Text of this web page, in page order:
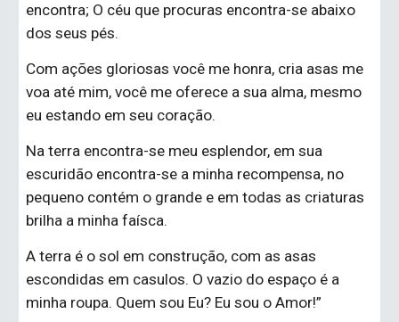
encontra; O céu que procuras encontra-se abaixo
dos seus pés.
Com ações gloriosas você me honra, cria asas me
voa até mim, você me oferece a sua alma, mesmo
eu estando em seu coração.
Na terra encontra-se meu esplendor, em sua
escuridão encontra-se a minha recompensa, no
pequeno contém o grande e em todas as criaturas
brilha a minha faísca.
A terra é o sol em construção, com as asas
escondidas em casulos. O vazio do espaço é a
minha roupa. Quem sou Eu? Eu sou o Amor!”